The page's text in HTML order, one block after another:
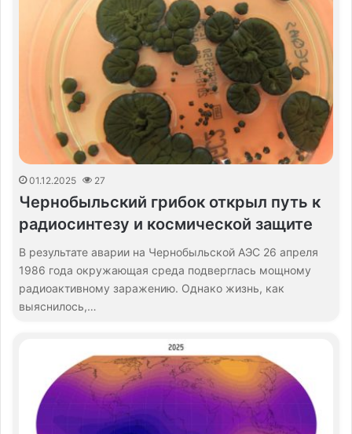
01.12.2025 27
Чернобыльский грибок открыл путь к
радиосинтезу и космической защите
В результате аварии на Чернобыльской АЭС 26 апреля
1986 года окружающая среда подверглась мощному
радиоактивному заражению. Однако жизнь, как
выяснилось,…